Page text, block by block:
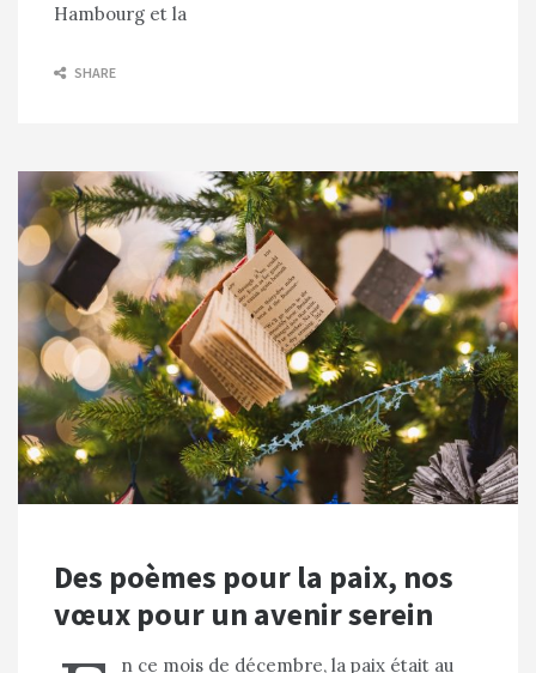
Hambourg et la
SHARE
Des poèmes pour la paix, nos
vœux pour un avenir serein
n ce mois de décembre, la paix était au